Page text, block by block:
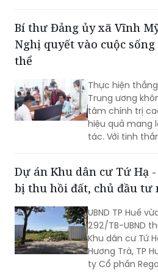
giải phóng mặt
cần sớm tháo
Bí thư Đảng ủy xã Vĩnh
Nghị quyết vào cuộc
thể
Thực hiện
Trung ương
tâm chính trị
hiệu quả mang
tác. Với tinh
đội ngũ cán bộ
lực, trách
chuyển biến rõ
tế - xã hội và
dân.
Dự án Khu dân cư Tứ Hạ
bị thu hồi đất, chủ đầu tư
UBND TP Huế
292/TB-UBND
Khu dân cư Tứ
Hương Trà, TP
ty Cổ phần